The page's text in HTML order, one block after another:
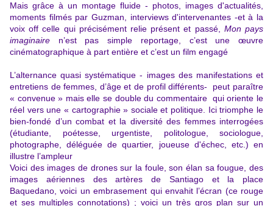
Mais grâce à un montage fluide - photos, images d'actualités,
moments filmés par Guzman, interviews d'intervenantes -età la
voix off celle qui précisément relie présent et passé, Mon pays
imaginaire n’est pas simple reportage, c’est une œuvre
cinématographique à part entière et c’est un film engagé
L’alternance quasi systématique - images des manifestations et
entretiens de femmes, d’âge et de profil différents- peut paraître
« convenue » mais elle se double du commentaire qui oriente le
réel vers une « cartographie » sociale et politique. Ici triomphe le
bien-fondé d’un combat et la diversité des femmes interrogées
(étudiante, poétesse, urgentiste, politologue, sociologue,
photographe, déléguée de quartier, joueuse d'échec, etc.) en
illustre l’ampleur
Voici des images de drones sur la foule, son élan sa fougue, des
images aériennes des artères de Santiago et la place
Baquedano, voici un embrasement qui envahit l’écran (ce rouge
et ses multiples connotations) ; voici un très gros plan sur un